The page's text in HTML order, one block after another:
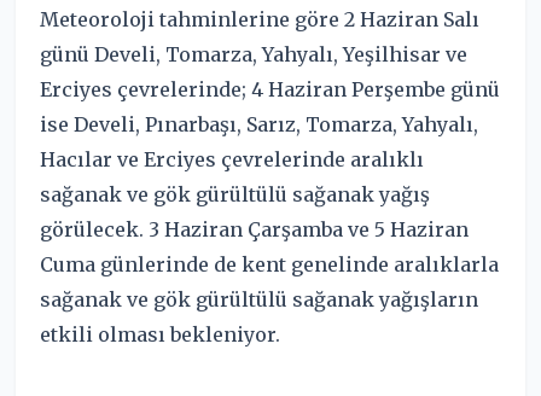
Meteoroloji tahminlerine göre 2 Haziran Salı
günü Develi, Tomarza, Yahyalı, Yeşilhisar ve
Erciyes çevrelerinde; 4 Haziran Perşembe günü
ise Develi, Pınarbaşı, Sarız, Tomarza, Yahyalı,
Hacılar ve Erciyes çevrelerinde aralıklı
sağanak ve gök gürültülü sağanak yağış
görülecek. 3 Haziran Çarşamba ve 5 Haziran
Cuma günlerinde de kent genelinde aralıklarla
sağanak ve gök gürültülü sağanak yağışların
etkili olması bekleniyor.